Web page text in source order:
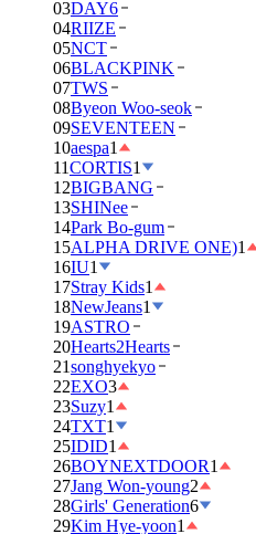
03DAY6
04RIIZE
05NCT
06BLACKPINK
07TWS
08Byeon Woo-seok
09SEVENTEEN
10aespa1
11CORTIS1
12BIGBANG
13SHINee
14Park Bo-gum
15ALPHA DRIVE ONE)1
16IU1
17Stray Kids1
18NewJeans1
19ASTRO
20Hearts2Hearts
21songhyekyo
22EXO3
23Suzy1
24TXT1
25IDID1
26BOYNEXTDOOR1
27Jang Won-young2
28Girls' Generation6
29Kim Hye-yoon1